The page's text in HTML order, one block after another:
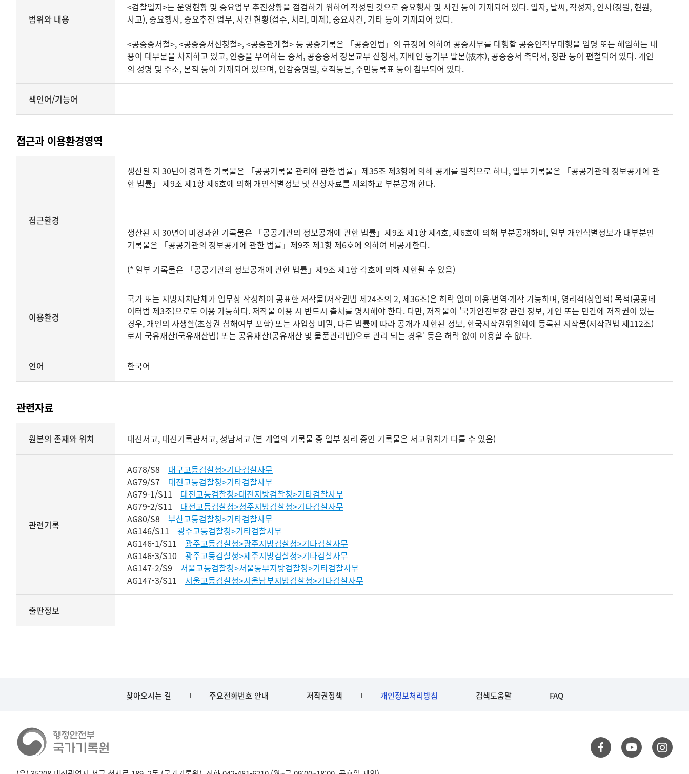
범위와 내용
<검찰일지>는 운영현황 및 중요업무 추진상황을 점검하기 위하여 작성된 것으로 중요행사 및 사건 등이 기재되어 있다. 일자, 날씨, 작성자, 인사(정원, 현원,
사고), 중요행사, 중요추진 업무, 사건 현황(접수, 처리, 미제), 중요사건, 기타 등이 기재되어 있다.
<공증증서철>, <공증증서신청철>, <공증관계철> 등 공증기록은 「공증인법」의 규정에 의하여 공증사무를 대행할 공증인직무대행을 임명 또는 해임하는 내
용이 대부분을 차지하고 있고, 인증을 부여하는 증서, 공증증서 정본교부 신청서, 지배인 등기부 발본(拔本), 공증증서 촉탁서, 정관 등이 편철되어 있다. 개인
의 성명 및 주소, 본적 등이 기재되어 있으며, 인감증명원, 호적등본, 주민등록표 등이 첨부되어 있다.
색인어/기능어
접근과 이용환경영역
접근환경
생산된 지 30년이 경과한 기록물은 「공공기록물 관리에 관한 법률」제35조 제3항에 의해 공개를 원칙으로 하나, 일부 기록물은 「공공기관의 정보공개에 관
한 법률」 제9조 제1항 제6호에 의해 개인식별정보 및 신상자료를 제외하고 부분공개 한다.
생산된 지 30년이 미경과한 기록물은 「공공기관의 정보공개에 관한 법률」제9조 제1항 제4호, 제6호에 의해 부분공개하며, 일부 개인식별정보가 대부분인
기록물은 「공공기관의 정보공개에 관한 법률」제9조 제1항 제6호에 의하여 비공개한다.
(* 일부 기록물은 「공공기관의 정보공개에 관한 법률」제9조 제1항 각호에 의해 제한될 수 있음)
이용환경
국가 또는 지방자치단체가 업무상 작성하여 공표한 저작물(저작권법 제24조의 2, 제36조)은 허락 없이 이용·번역·개작 가능하며, 영리적(상업적) 목적(공공데
이터법 제3조)으로도 이용 가능하다. 저작물 이용 시 반드시 출처를 명시해야 한다. 다만, 저작물이 '국가안전보장 관련 정보, 개인 또는 민간에 저작권이 있는
경우, 개인의 사생활(초상권 침해여부 포함) 또는 사업상 비밀, 다른 법률에 따라 공개가 제한된 정보, 한국저작권위원회에 등록된 저작물(저작권법 제112조)
로서 국유재산(국유재산법) 또는 공유재산(공유재산 및 물품관리법)으로 관리 되는 경우' 등은 허락 없이 이용할 수 없다.
언어 한국어
관련자료
구조영역
원본의 존재와 위치 대전서고, 대전기록관서고, 성남서고 (본 계열의 기록물 중 일부 정리 중인 기록물은 서고위치가 다를 수 있음)
관련기록
AG78/S8
대구고등검찰청>기타검찰사무
AG79/S7
대전고등검찰청>기타검찰사무
AG79-1/S11
대전고등검찰청>대전지방검찰청>기타검찰사무
AG79-2/S11
대전고등검찰청>청주지방검찰청>기타검찰사무
AG80/S8
부산고등검찰청>기타검찰사무
AG146/S11
광주고등검찰청>기타검찰사무
AG146-1/S11
광주고등검찰청>광주지방검찰청>기타검찰사무
AG146-3/S10
광주고등검찰청>제주지방검찰청>기타검찰사무
AG147-2/S9
서울고등검찰청>서울동부지방검찰청>기타검찰사무
AG147-3/S11
서울고등검찰청>서울남부지방검찰청>기타검찰사무
출판정보
찾아오시는 길 주요전화번호 안내 저작권정책 개인정보처리방침 검색도움말 FAQ